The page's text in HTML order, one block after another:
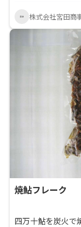
株式会社宮田商
焼鮎フレーク
四万十鮎を炭火で